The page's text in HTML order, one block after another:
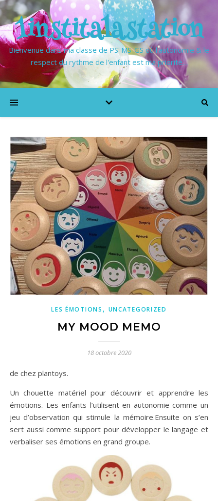
1institalastation
Bienvenue dans ma classe de PS-MS-GS où l'autonomie & le
respect du rythme de l'enfant est ma priorité…
LES ÉMOTIONS , UNCATEGORIZED
MY MOOD MEMO
18 octobre 2020
de chez plantoys.
Un chouette matériel pour découvrir et apprendre les
émotions. Les enfants l’utilisent en autonomie comme un
jeu d’observation qui stimule la mémoire.Ensuite on s’en
sert aussi comme support pour développer le langage et
verbaliser ses émotions en grand groupe.